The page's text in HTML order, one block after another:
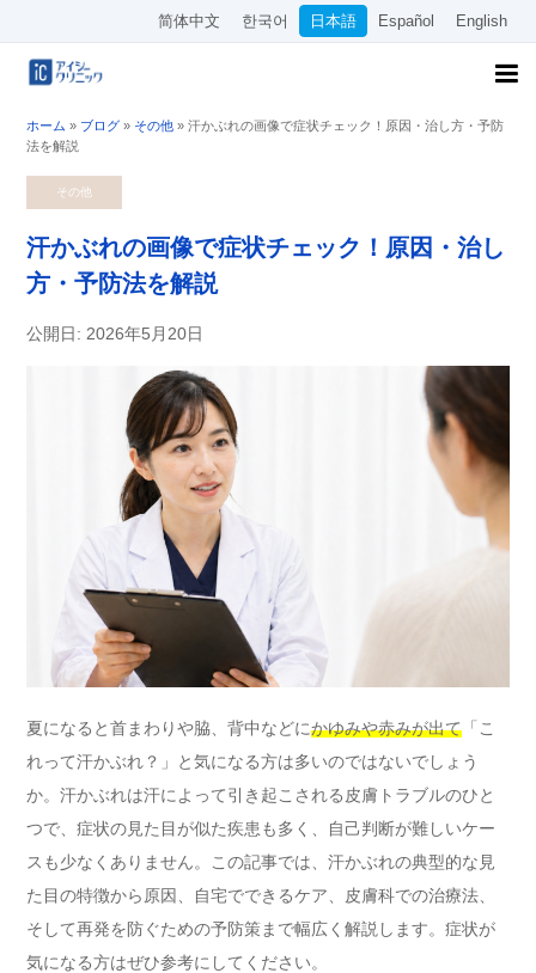
简体中文 한국어 日本語 Español English
ホーム » ブログ » その他 » 汗かぶれの画像で症状チェック！原因・治し方・予防
法を解説
その他
汗かぶれの画像で症状チェック！原因・治し
方・予防法を解説
公開日: 2026年5月20日
夏になると首まわりや脇、背中などにかゆみや赤みが出て 「こ
れって汗かぶれ？」と気になる方は多いのではないでしょう
か。汗かぶれは汗によって引き起こされる皮膚トラブルのひと
つで、症状の見た目が似た疾患も多く、自己判断が難しいケー
スも少なくありません。この記事では、汗かぶれの典型的な見
た目の特徴から原因、自宅でできるケア、皮膚科での治療法、
そして再発を防ぐための予防策まで幅広く解説します。症状が
気になる方はぜひ参考にしてください。